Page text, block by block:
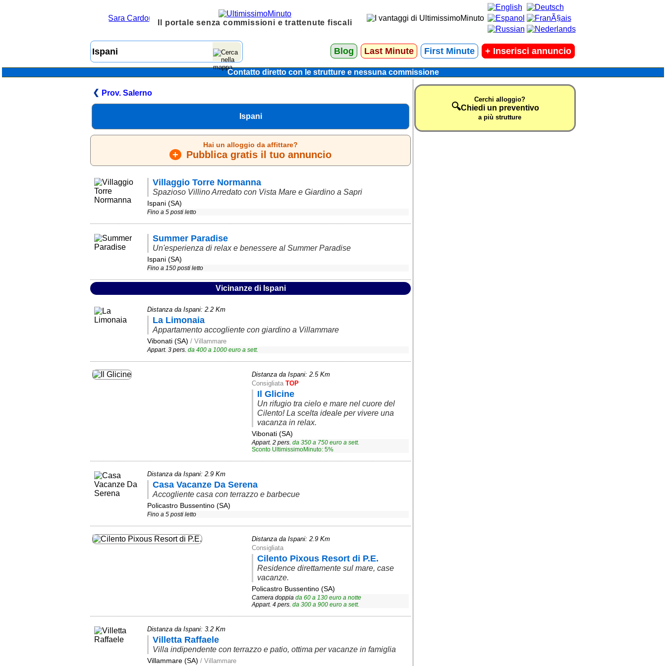
Il portale senza commissioni e trattenute fiscali
Blog Last Minute First Minute + Inserisci annuncio
Contatto diretto con le strutture e nessuna commissione
Prov. Salerno
Ispani
Hai un alloggio da affittare?
+ Pubblica gratis il tuo annuncio
Villaggio Torre Normanna
Spazioso Villino Arredato con Vista Mare e Giardino a Sapri
Ispani (SA)
Fino a 5 posti letto
Summer Paradise
Un'esperienza di relax e benessere al Summer Paradise
Ispani (SA)
Fino a 150 posti letto
Vicinanze di Ispani
Distanza da Ispani: 2.2 Km
La Limonaia
Appartamento accogliente con giardino a Villammare
Vibonati (SA) / Villammare
Appart. 3 pers. da 400a 1000euro a sett.
Distanza da Ispani: 2.5 Km
Consigliata TOP
Il Glicine
Un rifugio tra cielo e mare nel cuore del
Cilento! La scelta ideale per vivere una
vacanza in relax.
Vibonati (SA)
Appart. 2 pers. da 350a 750euro a sett.
Sconto UltimissimoMinuto: 5%
Distanza da Ispani: 2.9 Km
Casa Vacanze Da Serena
Accogliente casa con terrazzo e barbecue
Policastro Bussentino (SA)
Fino a 5 posti letto
Distanza da Ispani: 2.9 Km
Consigliata
Cilento Pixous Resort di P.E.
Residence direttamente sul mare, case
vacanze.
Policastro Bussentino (SA)
Camera doppia da 60a 130euro a notte
Appart. 4 pers. da 300a 900euro a sett.
Distanza da Ispani: 3.2 Km
Villetta Raffaele
Villa indipendente con terrazzo e patio, ottima per vacanze in famiglia
Villammare (SA) / Villammare
🔍
Cerchi alloggio?
Chiedi un preventivo
a più strutture